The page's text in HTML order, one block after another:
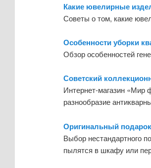
Какие ювелирные
Советы о том, какие
Особенности уборки
Обзор особенностей
Советский
Интернет-магазин «Мир
разнообразие
Оригинальный
Выбор нестандартного
пылятся в шкафу или